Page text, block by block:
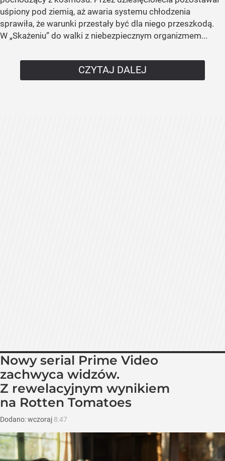
uśpiony pod ziemią, aż awaria systemu chłodzenia
sprawiła, że warunki przestały być dla niego przeszkodą.
W „Skażeniu” do walki z niebezpiecznym organizmem...
CZYTAJ DALEJ
Nowy serial Prime Video
zachwyca widzów.
Z rewelacyjnym wynikiem
na Rotten Tomatoes
Dodano:wczoraj 8:47